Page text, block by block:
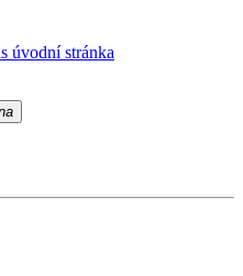
úvodní stránka